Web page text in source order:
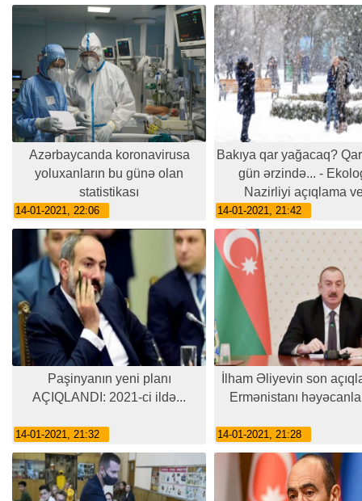
Azərbaycanda koronavirusa
yoluxanların bu günə olan
statistikası
14-01-2021, 22:06
Bakıya qar yağacaq?
gün ərzində... -
Nazirliyi açıqlama
14-01-2021, 21:42
Paşinyanın yeni planı
AÇIQLANDI: 2021-ci ildə...
14-01-2021, 21:32
İlham Əliyevin son
Ermənistanı
14-01-2021, 21:28